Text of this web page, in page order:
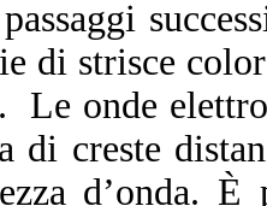
di strisce
Le onde
di creste
d’onda.